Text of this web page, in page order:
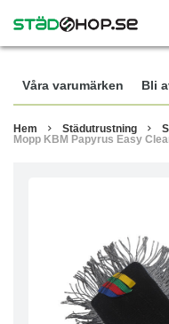
Våra varumärken Bli
Hem Städutrustning
Mopp KBM Papyrus Easy